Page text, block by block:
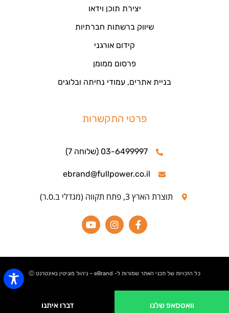
וואטסאפ שלנו דברו איתנו
יצירת תוכן וידאו
שיווק ברשתות חברתיות
קידום אורגני
פרסום ממומן
בניית אתרים, עמודי נחיתה ובלוגים
פרטי התקשרות
03-6499997 (שלוחה 7)
ebrand@fullpower.co.il
תוצרת הארץ 3, פתח תקווה (מגדלי ב.ס.ר)
כל הזכויות של תכני האתר שמורות ל- eBrand – ניהול מוניטין באינטרנט Ⓒ